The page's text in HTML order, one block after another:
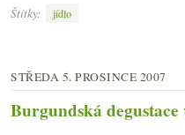
Štítky:
jídlo
STŘEDA 5. PROSINCE 2007
Burgundská